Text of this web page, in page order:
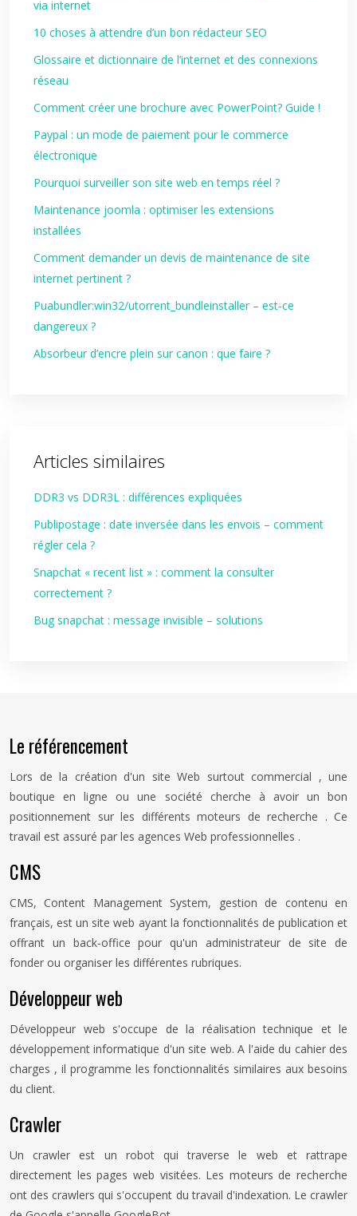
via internet
10 choses à attendre d’un bon rédacteur SEO
Glossaire et dictionnaire de l’internet et des connexions
réseau
Comment créer une brochure avec PowerPoint? Guide !
Paypal : un mode de paiement pour le commerce
électronique
Pourquoi surveiller son site web en temps réel ?
Maintenance joomla : optimiser les extensions
installées
Comment demander un devis de maintenance de site
internet pertinent ?
Puabundler:win32/utorrent_bundleinstaller – est‑ce
dangereux ?
Absorbeur d’encre plein sur canon : que faire ?
Articles similaires
DDR3 vs DDR3L : différences expliquées
Publipostage : date inversée dans les envois – comment
régler cela ?
Snapchat « recent list » : comment la consulter
correctement ?
Bug snapchat : message invisible – solutions
Le référencement
Lors de la création d'un site Web surtout commercial , une
boutique en ligne ou une société cherche à avoir un bon
positionnement sur les différents moteurs de recherche . Ce
travail est assuré par les agences Web professionnelles .
CMS
CMS, Content Management System, gestion de contenu en
français, est un site web ayant la fonctionnalités de publication et
offrant un back-office pour qu'un administrateur de site de
fonder ou organiser les différentes rubriques.
Développeur web
Développeur web s'occupe de la réalisation technique et le
développement informatique d'un site web. A l'aide du cahier des
charges , il programme les fonctionnalités similaires aux besoins
du client.
Crawler
Un crawler est un robot qui traverse le web et rattrape
directement les pages web visitées. Les moteurs de recherche
ont des crawlers qui s'occupent du travail d'indexation. Le crawler